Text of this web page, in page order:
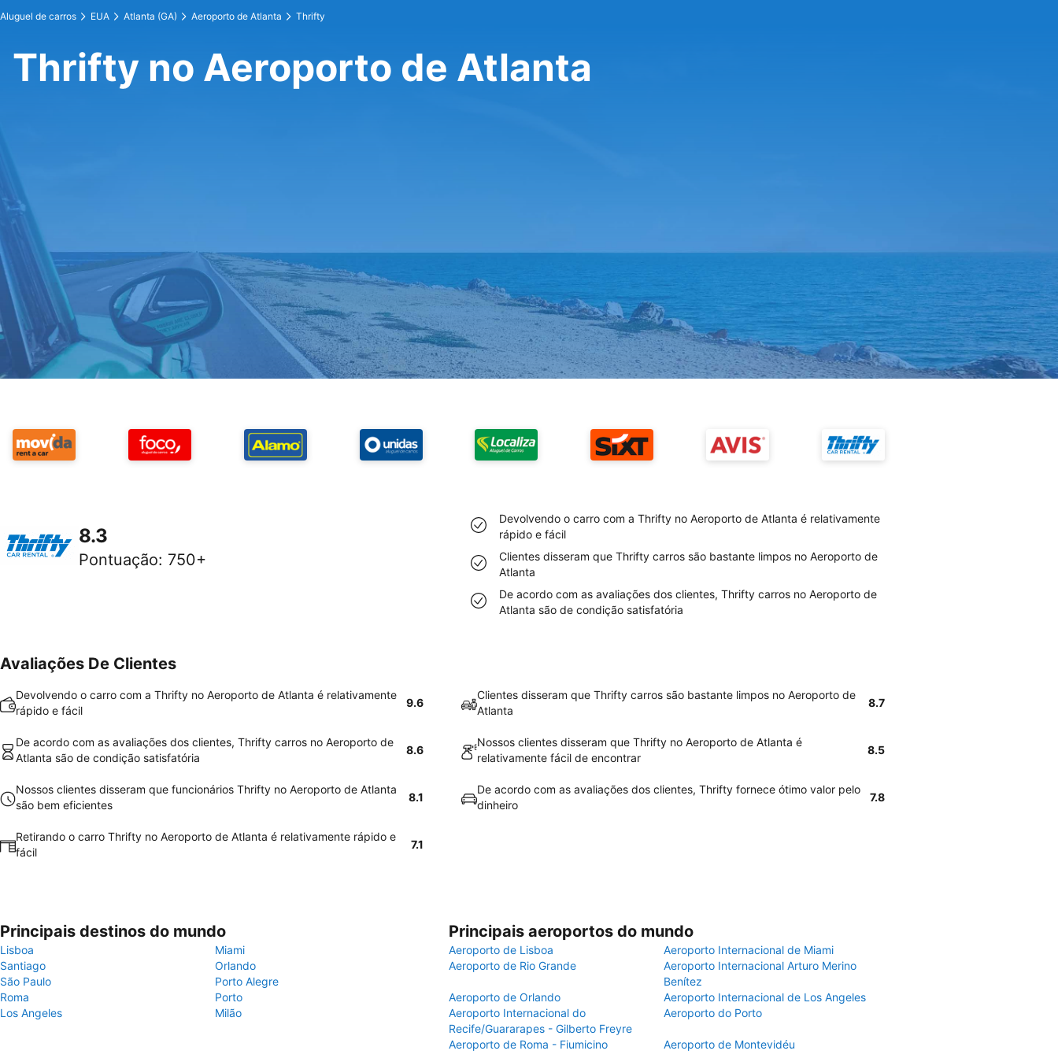
Aluguel de carros EUA Atlanta (GA) Aeroporto de Atlanta Thrifty
Thrifty no Aeroporto de Atlanta
8.3
Pontuação: 750+
Devolvendo o carro com a Thrifty no Aeroporto de Atlanta é relativamente
rápido e fácil
Clientes disseram que Thrifty carros são bastante limpos no Aeroporto de
Atlanta
De acordo com as avaliações dos clientes, Thrifty carros no Aeroporto de
Atlanta são de condição satisfatória
Avaliações De Clientes
Devolvendo o carro com a Thrifty no Aeroporto de Atlanta é relativamente
rápido e fácil
9.6
Clientes disseram que Thrifty carros são bastante limpos no Aeroporto de
Atlanta
8.7
De acordo com as avaliações dos clientes, Thrifty carros no Aeroporto de
Atlanta são de condição satisfatória
8.6
Nossos clientes disseram que Thrifty no Aeroporto de Atlanta é
relativamente fácil de encontrar
8.5
Nossos clientes disseram que funcionários Thrifty no Aeroporto de Atlanta
são bem eficientes
8.1
De acordo com as avaliações dos clientes, Thrifty fornece ótimo valor pelo
dinheiro
7.8
Retirando o carro Thrifty no Aeroporto de Atlanta é relativamente rápido e
fácil
7.1
Principais destinos do mundo
Lisboa
Miami
Santiago
Orlando
São Paulo
Porto Alegre
Roma
Porto
Los Angeles
Milão
Principais aeroportos do mundo
Aeroporto de Lisboa
Aeroporto Internacional de Miami
Aeroporto de Rio Grande
Aeroporto Internacional Arturo Merino
Benítez
Aeroporto de Orlando
Aeroporto Internacional de Los Angeles
Aeroporto Internacional do
Recife/Guararapes - Gilberto Freyre
Aeroporto do Porto
Aeroporto de Roma - Fiumicino Aeroporto de Montevidéu